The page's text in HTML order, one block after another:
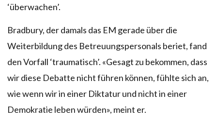
‘überwachen’.
Bradbury, der damals das EM gerade über die
Weiterbildung des Betreuungspersonals beriet, fand
den Vorfall ‘traumatisch’. «Gesagt zu bekommen, dass
wir diese Debatte nicht führen können, fühlte sich an,
wie wenn wir in einer Diktatur und nicht in einer
Demokratie leben würden», meint er.